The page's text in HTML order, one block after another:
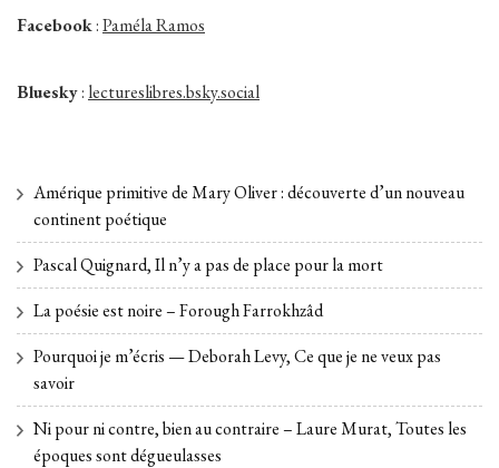
Facebook:Paméla Ramos
Bluesky: lectureslibres.bsky.social
Amérique primitive de Mary Oliver : découverte d’un nouveau
continent poétique
Pascal Quignard, Il n’y a pas de place pour la mort
La poésie est noire – Forough Farrokhzâd
Pourquoi je m’écris — Deborah Levy, Ce que je ne veux pas
savoir
Ni pour ni contre, bien au contraire – Laure Murat, Toutes les
époques sont dégueulasses